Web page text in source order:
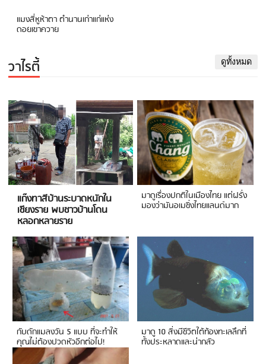
แมงสี่หูห้าตา ตำนานเก่าแก่แห่ง
ดอยเขาควาย
วาไรตี้ ดูทั้งหมด
แก๊งทาสีบ้านระบาดหนักใน
เชียงราย พบชาวบ้านโดน
หลอกหลายราย
มาดูเรื่องปกติในเมืองไทย แต่ฝรั่ง
มองว่ามันอเมซิ่งไทยแลนด์มาก
กับดักแมลงวัน 5 แบบ ที่จะทำให้
คุณไม่ต้องปวดหัวอีกต่อไป!
มาดู 10 สิ่งมีชีวิตใต้ท้องทะเลลึกที่
ทั้งประหลาดและน่ากลัว